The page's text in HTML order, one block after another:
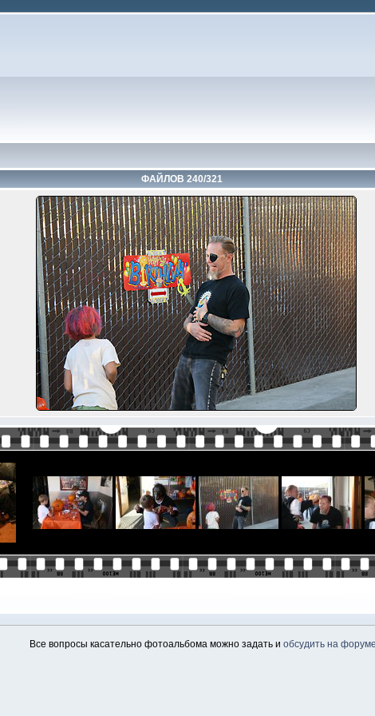
ФАЙЛОВ 240/321
Все вопросы касательно фотоальбома можно задать и обсудить на